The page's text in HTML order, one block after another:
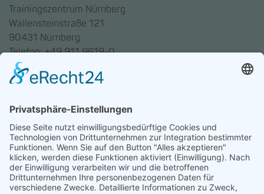
Trainingszentrum Nürnberg
Wallensteinstraße 121
90431 Nürnberg
Telefon: +49 911 9619-0
Trainingszentrum Hannover
30169 Hannover
Telefon: +49 511 123598-531